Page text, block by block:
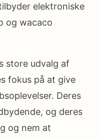
elektroniske
og wacaco
store udvalg af
fokus på at give
Deres
og deres
og nem at